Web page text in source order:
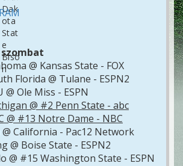
@ Kansas State - FOX
Florida @ Tulane - ESPN2
@ Ole Miss - ESPN
@ #2 Penn State - abc
@ #13 Notre Dame - NBC
California - Pac12 Network
@ Boise State - ESPN2
@ #15 Washington State - ESPN